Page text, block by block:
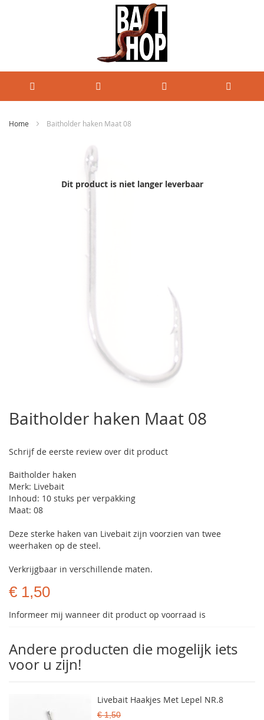
Home Baitholder haken Maat 08
Dit product is niet langer leverbaar
het
begin
de
gallerij
Baitholder haken Maat 08
Schrijf de eerste review over dit product
Baitholder haken
Merk: Livebait
Inhoud: 10 stuks per verpakking
Maat: 08
Deze sterke haken van Livebait zijn voorzien van twee
weerhaken op de steel.
Verkrijgbaar in verschillende maten.
€ 1,50
Informeer mij wanneer dit product op voorraad is
Andere producten die mogelijk iets
voor u zijn!
Livebait Haakjes Met Lepel NR.8
€ 1,50